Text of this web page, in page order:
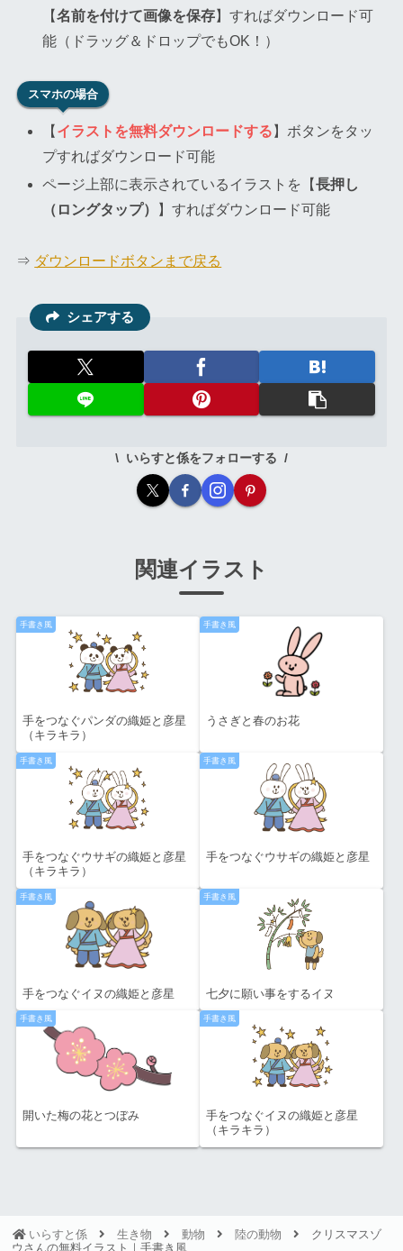
【名前を付けて画像を保存】すればダウンロード可
能（ドラッグ＆ドロップでもOK！）
スマホの場合
【 イラストを無料ダウンロードする 】ボタンをタッ
プすればダウンロード可能
ページ上部に表示されているイラストを【長押し
（ロングタップ）
】すればダウンロード可能
⇒ ダウンロードボタンまで戻る
シェアする
いらすと係をフォローする
関連イラスト
手書き風
手をつなぐパンダの織姫と彦星
（キラキラ）
手書き風
うさぎと春のお花
手書き風
手をつなぐウサギの織姫と彦星
（キラキラ）
手書き風
手をつなぐウサギの織姫と彦星
手書き風
手をつなぐイヌの織姫と彦星
手書き風
七夕に願い事をするイヌ
手書き風
開いた梅の花とつぼみ
手書き風
手をつなぐイヌの織姫と彦星
（キラキラ）
いらすと係 生き物 動物 陸の動物
クリスマスゾ
ウさんの無料イラスト｜手書き風